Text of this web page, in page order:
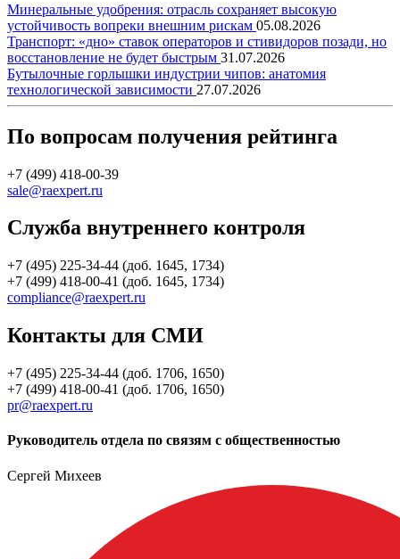
Минеральные удобрения: отрасль сохраняет высокую
устойчивость вопреки внешним рискам 05.08.2026
Транспорт: «дно» ставок операторов и стивидоров позади, но
восстановление не будет быстрым 31.07.2026
Бутылочные горлышки индустрии чипов: анатомия
технологической зависимости 27.07.2026
По вопросам получения рейтинга
+7 (499) 418-00-39
sale@raexpert.ru
Служба внутреннего контроля
+7 (495) 225-34-44 (доб. 1645, 1734)
+7 (499) 418-00-41 (доб. 1645, 1734)
compliance@raexpert.ru
Контакты для СМИ
+7 (495) 225-34-44 (доб. 1706, 1650)
+7 (499) 418-00-41 (доб. 1706, 1650)
pr@raexpert.ru
Руководитель отдела по связям с общественностью
Сергей Михеев